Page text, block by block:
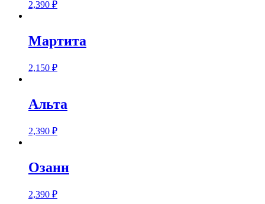
2,390 ₽
Мартита
2,150 ₽
Альта
2,390 ₽
Озанн
2,390 ₽